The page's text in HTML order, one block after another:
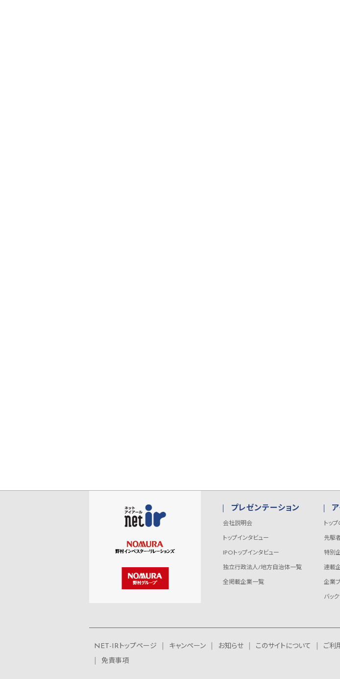
プレゼンテーション
会社説明会
トップインタビュー
IPOトップインタビュー
独立行政法人/地方自治体一覧
全掲載企業一覧
トッ
先駆
特別
連載
企業
バッ
NET-IRトップページ キャンペーン お知らせ このサイトについて ご利
免責事項